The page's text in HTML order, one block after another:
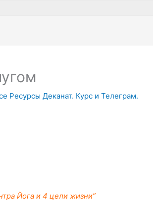
Ресурсы Деканат. Курс и Телеграм.
Йога и 4 цели жизни”